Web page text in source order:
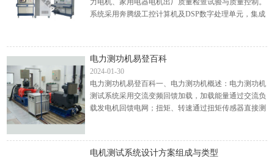
力电机、家用电器电机出厂质量检查试验与质量控制。
系统采用奔腾级工控计算机及DSP数字处理单元，集成
电力测功机易登百科
2024-01-30
电力测功机易登百科一、电力测功机概述：电力测功机
测试系统采用交流变频回馈加载，加载能量通过交流负
载发电机回馈电网；扭矩、转速通过扭矩传感器直接测
电机测试系统设计方案组成与类型